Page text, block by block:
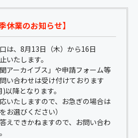
休業のお知らせ】
は、8月13日（木）から16日
いたします。
アーカイブス」や申請フォーム等
い合わせは受け付けております
降となります。
いたしますので、お急ぎの場合は
お選びください）
えできかねますので、お問い合わ